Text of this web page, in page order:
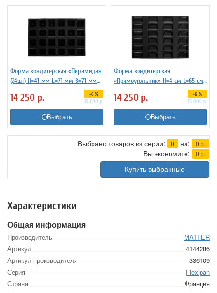
Форма кондитерская «Пирамида»
(24шт) H=41 мм L=71 мм B=71 мм
14 250 р. -6 %
15 000р.
Выбрать
Форма кондитерская
«Прямоугольник» H=4 см L=65 см
14 250 р. -6 %
15 000р.
Выбрать
Выбрано товаров из серии: 0 на: 0 р.
Вы экономите: 0 р.
Купить выбранные
Характеристики
Общая информация
Производитель
MATFER
Артикул
4144286
Артикул производителя
336109
Серия
Flexipan
Страна
Франция